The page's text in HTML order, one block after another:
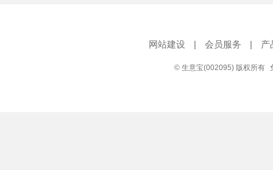
网站建设 | 会员服务 | 产
© 生意宝(002095) 版权所有